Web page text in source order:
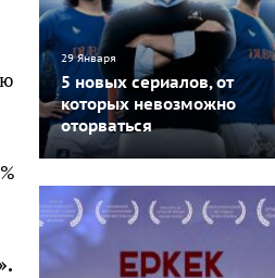
.
29 Января
5 новых сериалов, от
которых невозможно
оторваться